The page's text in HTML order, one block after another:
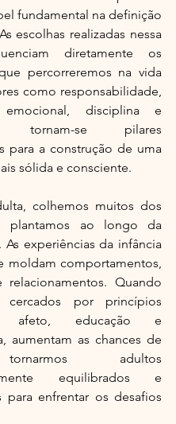
fundamental na definição
escolhas realizadas nessa
diretamente os
percorreremos na vida
como responsabilidade,
disciplina e
tornam-se pilares
para a construção de uma
sólida e consciente.
colhemos muitos dos
plantamos ao longo da
As experiências da infância
moldam comportamentos,
relacionamentos. Quando
cercados por princípios
afeto, educação e
aumentam as chances de
adultos
equilibrados e
para enfrentar os desafios